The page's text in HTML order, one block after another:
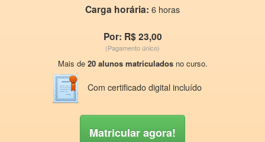
Carga horária: 6 horas
Por: R$ 23,00
(Pagamento único)
Mais de 20 alunos matriculadosno curso.
Com certificado digital incluído
Matricular agora!